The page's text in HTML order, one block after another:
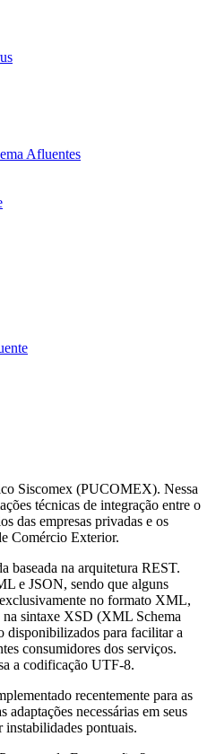
Afluentes
Siscomex (PUCOMEX). Nessa
técnicas de integração entre o
das empresas privadas e os
Comércio Exterior.
baseada na arquitetura REST.
e JSON, sendo que alguns
no formato XML,
na sintaxe XSD (XML Schema
disponibilizados para facilitar a
consumidores dos serviços.
a codificação UTF-8.
recentemente para as
adaptações necessárias em seus
instabilidades pontuais.